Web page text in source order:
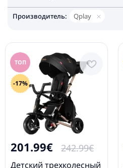
Производитель: Qplay
ТОП
-17%
201.99€ 242.99€
Детский трехколесный